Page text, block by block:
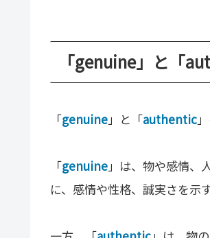
「genuine」と「
「genuine」と「authentic
「genuine」は、物や感情、
に、感情や性格、誠実さを示